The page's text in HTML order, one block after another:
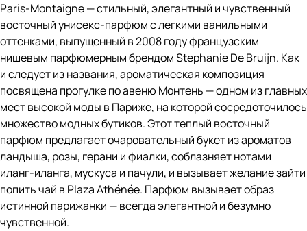
Paris-Montaigne — стильный, элегантный и чувственный
восточный унисекс-парфюм с легкими ванильными
оттенками, выпущенный в 2008 году французским
нишевым парфюмерным брендом Stephanie De Bruijn. Как
и следует из названия, ароматическая композиция
посвящена прогулке по авеню Монтень — одном из главных
мест высокой моды в Париже, на которой сосредоточилось
множество модных бутиков. Этот теплый восточный
парфюм предлагает очаровательный букет из ароматов
ландыша, розы, герани и фиалки, соблазняет нотами
иланг-иланга, мускуса и пачули, и вызывает желание зайти
попить чай в Plaza Athénée. Парфюм вызывает образ
истинной парижанки — всегда элегантной и безумно
чувственной.